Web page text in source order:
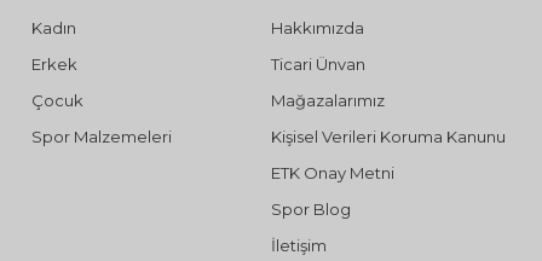
Kadın
Erkek
Çocuk
Spor Malzemeleri
Hakkımızda
Ticari Ünvan
Mağazalarımız
Kişisel Verileri Koruma Kanunu
ETK Onay Metni
Spor Blog
İletişim